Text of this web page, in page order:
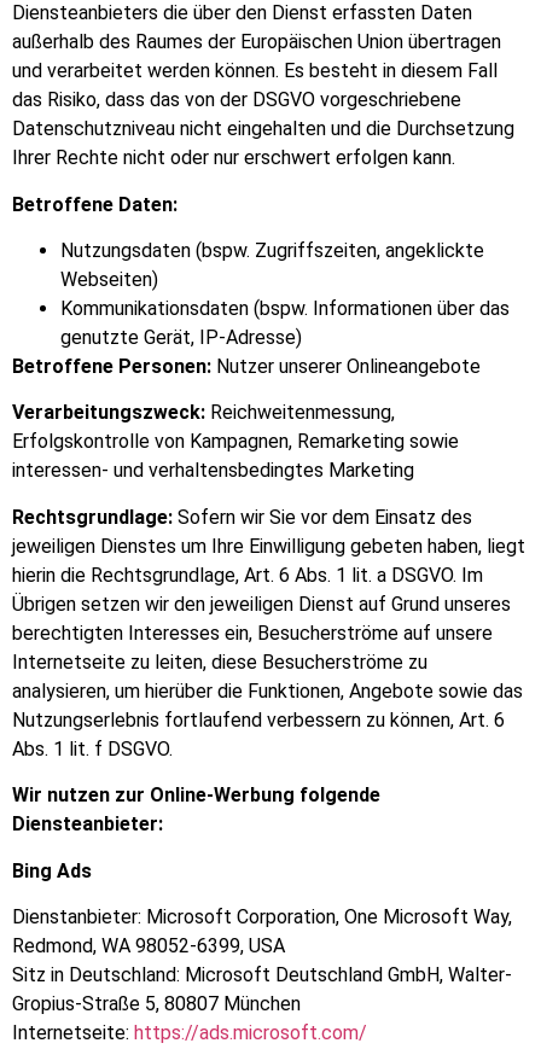
Diensteanbieters die über den Dienst erfassten Daten
außerhalb des Raumes der Europäischen Union übertragen
und verarbeitet werden können. Es besteht in diesem Fall
das Risiko, dass das von der DSGVO vorgeschriebene
Datenschutzniveau nicht eingehalten und die Durchsetzung
Ihrer Rechte nicht oder nur erschwert erfolgen kann.
Betroffene Daten:
Nutzungsdaten (bspw. Zugriffszeiten, angeklickte
Webseiten)
Kommunikationsdaten (bspw. Informationen über das
genutzte Gerät, IP-Adresse)
Betroffene Personen: Nutzer unserer Onlineangebote
Verarbeitungszweck: Reichweitenmessung,
Erfolgskontrolle von Kampagnen, Remarketing sowie
interessen- und verhaltensbedingtes Marketing
Rechtsgrundlage: Sofern wir Sie vor dem Einsatz des
jeweiligen Dienstes um Ihre Einwilligung gebeten haben, liegt
hierin die Rechtsgrundlage, Art. 6 Abs. 1 lit. a DSGVO. Im
Übrigen setzen wir den jeweiligen Dienst auf Grund unseres
berechtigten Interesses ein, Besucherströme auf unsere
Internetseite zu leiten, diese Besucherströme zu
analysieren, um hierüber die Funktionen, Angebote sowie das
Nutzungserlebnis fortlaufend verbessern zu können, Art. 6
Abs. 1 lit. f DSGVO.
Wir nutzen zur Online-Werbung folgende
Diensteanbieter:
Bing Ads
Dienstanbieter: Microsoft Corporation, One Microsoft Way,
Redmond, WA 98052-6399, USA
Sitz in Deutschland: Microsoft Deutschland GmbH, Walter-
Gropius-Straße 5, 80807 München
Internetseite: https://ads.microsoft.com/